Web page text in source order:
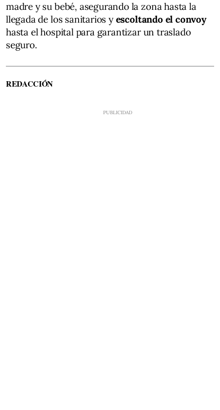
madre y su bebé, asegurando la zona hasta la
llegada de los sanitarios y escoltando el convoy
hasta el hospital para garantizar un traslado
seguro.
REDACCIÓN